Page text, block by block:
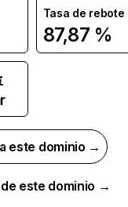
Tasa de rebote
87,87 %
este dominio →
este dominio →